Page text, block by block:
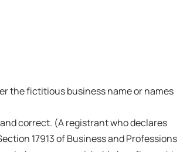
the fictitious business name or names
correct. (A registrant who declares
17913 of Business and Professions